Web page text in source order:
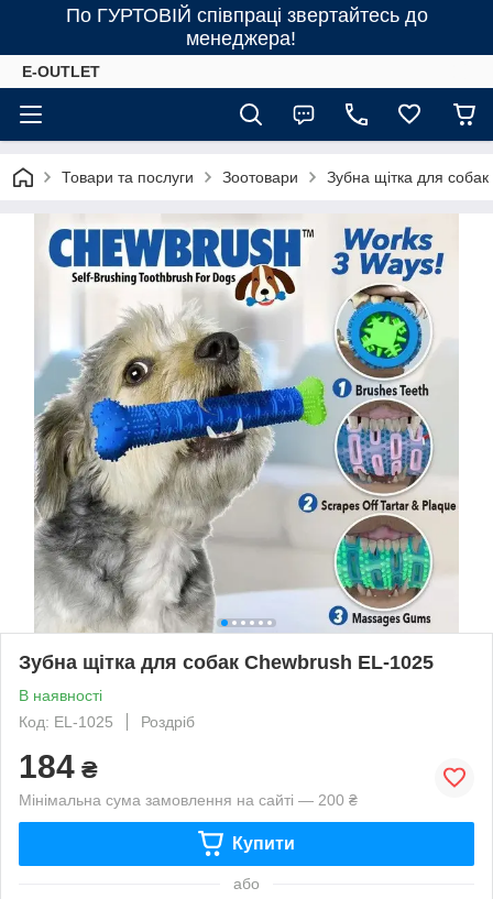
По ГУРТОВІЙ співпраці звертайтесь до
менеджера!
E-OUTLET
Товари та послуги Зоотовари Зубна щітка для
Зубна щітка для собак Сhewbrush EL-1025
В наявності
Код: EL-1025
Роздріб
184 ₴
Мінімальна сума замовлення на сайті — 200 ₴
Купити
або